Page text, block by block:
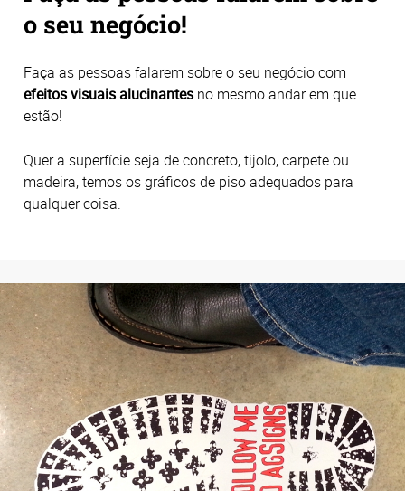
o seu negócio!
Faça as pessoas falarem sobre o seu negócio com
efeitos visuais alucinantes no mesmo andar em que
estão!
Quer a superfície seja de concreto, tijolo, carpete ou
madeira, temos os gráficos de piso adequados para
qualquer coisa.